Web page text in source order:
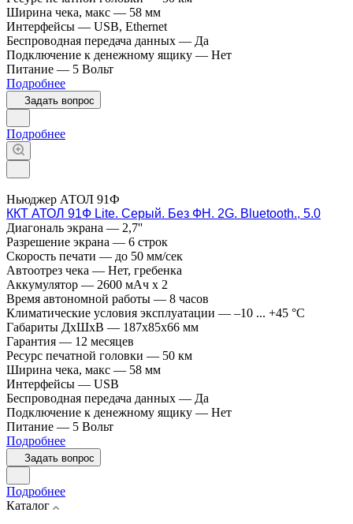
Ширина чека, макс — 58 мм
Интерфейсы — USB, Ethernet
Беспроводная передача данных — Да
Подключение к денежному ящику — Нет
Питание — 5 Вольт
Подробнее
Задать вопрос
Подробнее
Ньюджер АТОЛ 91Ф
ККТ АТОЛ 91Ф Lite. Серый. Без ФН. 2G. Bluetooth., 5.0
Диагональ экрана — 2,7''
Разрешение экрана — 6 строк
Скорость печати — до 50 мм/сек
Автоотрез чека — Нет, гребенка
Аккумулятор — 2600 мАч х 2
Время автономной работы — 8 часов
Климатические условия эксплуатации — –10 ... +45 °C
Габариты ДхШхВ — 187х85х66 мм
Гарантия — 12 месяцев
Ресурс печатной головки — 50 км
Ширина чека, макс — 58 мм
Интерфейсы — USB
Беспроводная передача данных — Да
Подключение к денежному ящику — Нет
Питание — 5 Вольт
Подробнее
Задать вопрос
Подробнее
Каталог